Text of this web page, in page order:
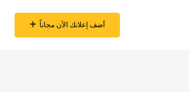
أضف إعلانك الآن مجاناً